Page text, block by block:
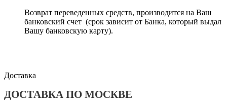
Возврат переведенных средств, производится на Ваш
банковский счет (срок зависит от Банка, который выдал
Вашу банковскую карту).
Доставка
ДОСТАВКА ПО МОСКВЕ